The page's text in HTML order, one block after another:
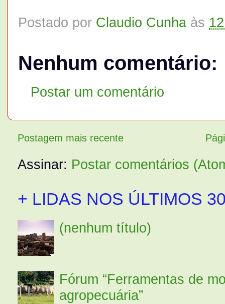
Postado por Claudio Cunha às
Nenhum comentário:
Postar um comentário
Postagem mais recente
Assinar: Postar comentários
+ LIDAS NOS ÚLTIMOS
(nenhum título)
Fórum “Ferramentas de
agropecuária”